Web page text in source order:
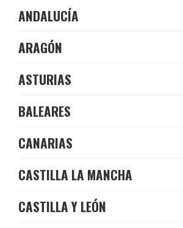
ANDALUCÍA
ARAGÓN
ASTURIAS
BALEARES
CANARIAS
CASTILLA LA MANCHA
CASTILLA Y LEÓN